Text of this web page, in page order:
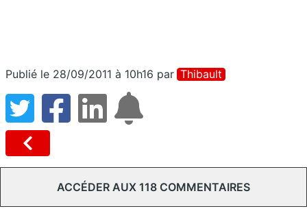
Publié le 28/09/2011 à 10h16 par Thibault
ACCÉDER AUX 118 COMMENTAIRES